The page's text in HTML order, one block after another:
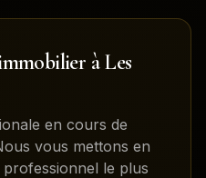
àLes
en cours de
vous mettons en
le plus